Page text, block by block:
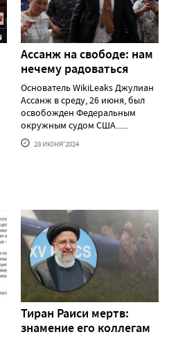
Ассанж на свободе: нам
нечему радоваться
Основатель WikiLeaks Джулиан
Ассанж в среду, 26 июня, был
освобожден Федеральным
окружным судом США......
28 ИЮНЯ'2024
Тиран Раиси мертв:
знамение его коллегам